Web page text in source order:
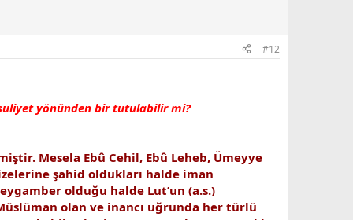
#12
yönünden bir tutulabilir mi?
Mesela Ebû Cehil, Ebû Leheb, Ümeyye
şahid oldukları halde iman
olduğu halde Lut’un (a.s.)
olan ve inancı uğrunda her türlü